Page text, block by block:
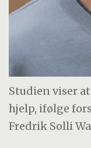
Studien viser
hjelp, ifølge
Fredrik Solli